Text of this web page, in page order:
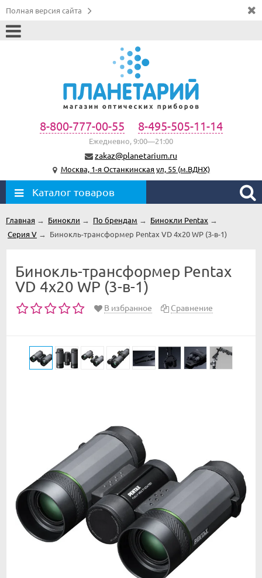
Полная версия сайта
8-800-777-00-55 8-495-505-11-14
Ежедневно, 9:00—21:00
zakaz@planetarium.ru
Москва, 1-я Останкинская ул, 55 (м.ВДНХ)
Каталог товаров
Главная → Бинокли → По брендам → Бинокли Pentax →
Серия V → Бинокль-трансформер Pentax VD 4x20 WP (3-в-1)
Бинокль-трансформер Pentax
VD 4x20 WP (3-в-1)
В избранное Сравнение